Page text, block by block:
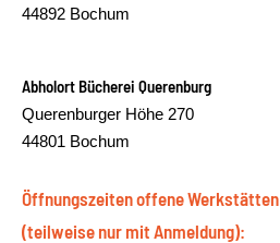
44892 Bochum
Abholort Bücherei Querenburg
Querenburger Höhe 270
44801 Bochum
Öffnungszeiten offene Werkstätten
(teilweise nur mit Anmeldung):